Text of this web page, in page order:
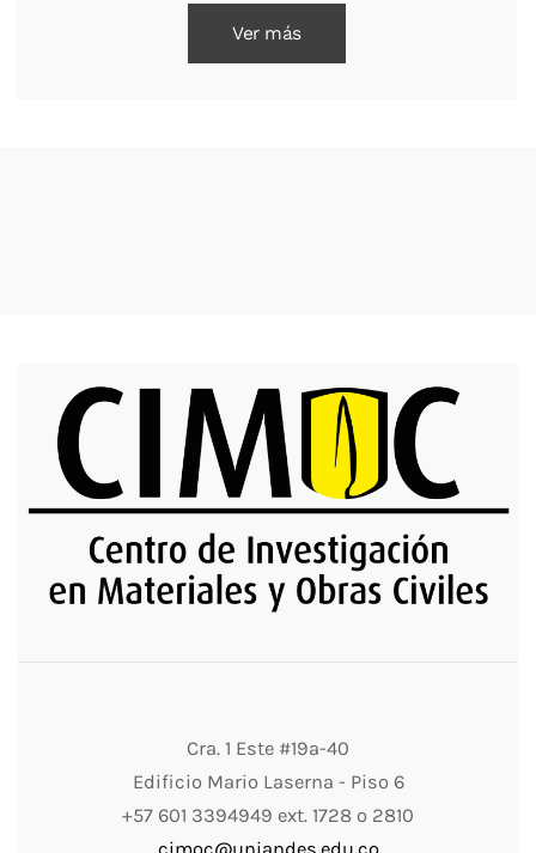
Ver más
Cra. 1 Este #19a-40
Edificio Mario Laserna - Piso 6
+57 601 3394949 ext. 1728 o 2810